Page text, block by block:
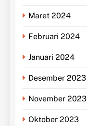
Maret 2024
Februari 2024
Januari 2024
Desember 2023
November 2023
Oktober 2023